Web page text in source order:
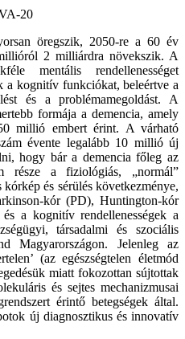
20
öregszik, 2050-re a 60 év
2 milliárdra növekszik. A
mentális rendellenességet
a kognitív funkciókat, beleértve a
és a problémamegoldást. A
formája a demencia, amely
millió embert érint. A várható
évente legalább 10 millió új
hogy bár a demencia főleg az
része a fiziológiás, „normál”
és sérülés következménye,
kór (PD), Huntington-kór
a kognitív rendellenességek a
társadalmi és szociális
Magyarországon. Jelenleg az
(az egészségtelen életmód
miatt fokozottan sújtottak
és sejtes mechanizmusai
érintő betegségek által.
új diagnosztikus és innovatív